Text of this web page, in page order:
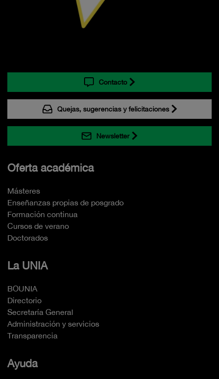
Contacto
Quejas, sugerencias y felicitaciones
Newsletter
Oferta académica
Másteres
Enseñanzas propias de posgrado
Formación continua
Cursos de verano
Doctorados
La UNIA
BOUNIA
Directorio
Secretaría General
Administración y servicios
Transparencia
Ayuda